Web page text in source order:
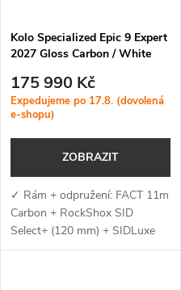
Kolo Specialized Epic 9 Expert
2027 Gloss Carbon / White
175 990 Kč
Expedujeme po 17.8. (dovolená
e-shopu)
ZOBRAZIT
✓ Rám + odpružení: FACT 11m
Carbon + RockShox SID
Select+ (120 mm) + SIDLuxe
Select+ (120 mm) — lehký